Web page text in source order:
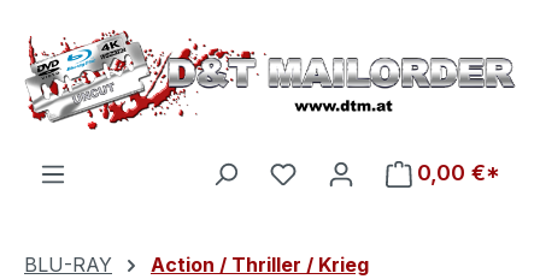
Zum Hauptinhalt springen
Du hast 0 Produkte auf
0,00 €*
BLU-RAY Action / Thriller / Krieg